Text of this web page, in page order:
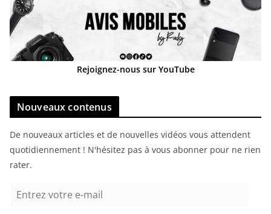
Rejoignez-nous sur YouTube
Nouveaux contenus
De nouveaux articles et de nouvelles vidéos vous attendent
quotidiennement ! N'hésitez pas à vous abonner pour ne rien
rater.